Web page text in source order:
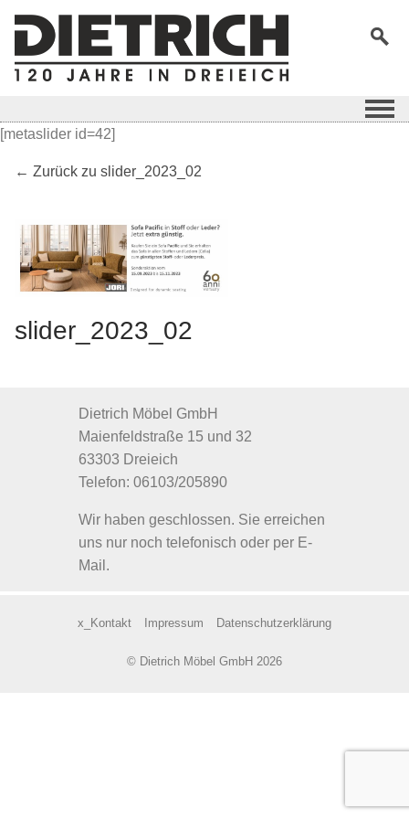
[metaslider id=42]
← Zurück zu slider_2023_02
slider_2023_02
Dietrich Möbel GmbH
Maienfeldstraße 15 und 32
63303 Dreieich
Telefon: 06103/205890
Wir haben geschlossen. Sie erreichen
uns nur noch telefonisch oder per E-
Mail.
x_Kontakt Impressum Datenschutzerklärung
© Dietrich Möbel GmbH 2026